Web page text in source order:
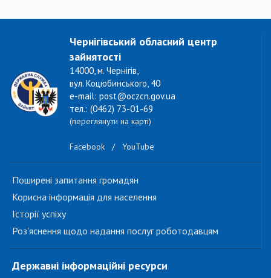
Чернігівський обласний центр
зайнятості
14000, м. Чернігів,
вул. Коцюбинського, 40
e-mail: post@oczcn.gov.ua
тел.: (0462) 73-01-69
(переглянути на карті)
Facebook / YouTube
Поширені запитання громадян
Корисна інформація для населення
Історії успіху
Роз'яснення щодо надання послуг роботодавцям
Державні інформаційні ресурси